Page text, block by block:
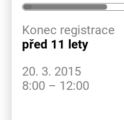
Konec registrace
před 11 lety
20. 3. 2015
8:00 – 12:00